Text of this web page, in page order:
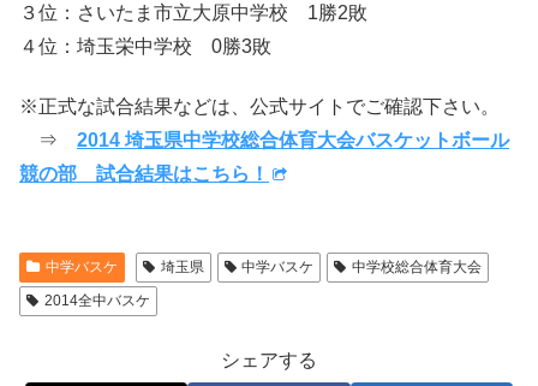
３位：さいたま市立大原中学校 1勝2敗
４位：埼玉栄中学校 0勝3敗
※正式な試合結果などは、公式サイトでご確認下さい。
⇒ 2014 埼玉県中学校総合体育大会バスケットボール
競の部 試合結果はこちら！
中学バスケ 埼玉県 中学バスケ
中学校総合体育大会
2014全中バスケ
シェアする